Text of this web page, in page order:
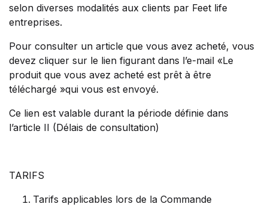
selon diverses modalités aux clients par Feet life
entreprises.
Pour consulter un article que vous avez acheté, vous
devez cliquer sur le lien figurant dans l’e-mail «Le
produit que vous avez acheté est prêt à être
téléchargé »qui vous est envoyé.
Ce lien est valable durant la période définie dans
l’article II (Délais de consultation)
TARIFS
Tarifs applicables lors de la Commande